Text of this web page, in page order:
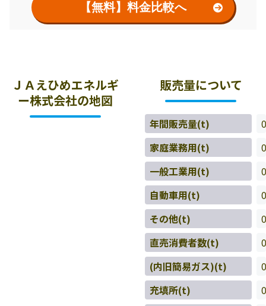
【無料】料金比較へ
ＪＡえひめエネルギ
ー株式会社の地図
販売量について
年間販売量(t)
0
家庭業務用(t)
0
一般工業用(t)
0
自動車用(t)
0
その他(t)
0
直売消費者数(t)
0
(内旧簡易ガス)(t)
0
充填所(t)
0